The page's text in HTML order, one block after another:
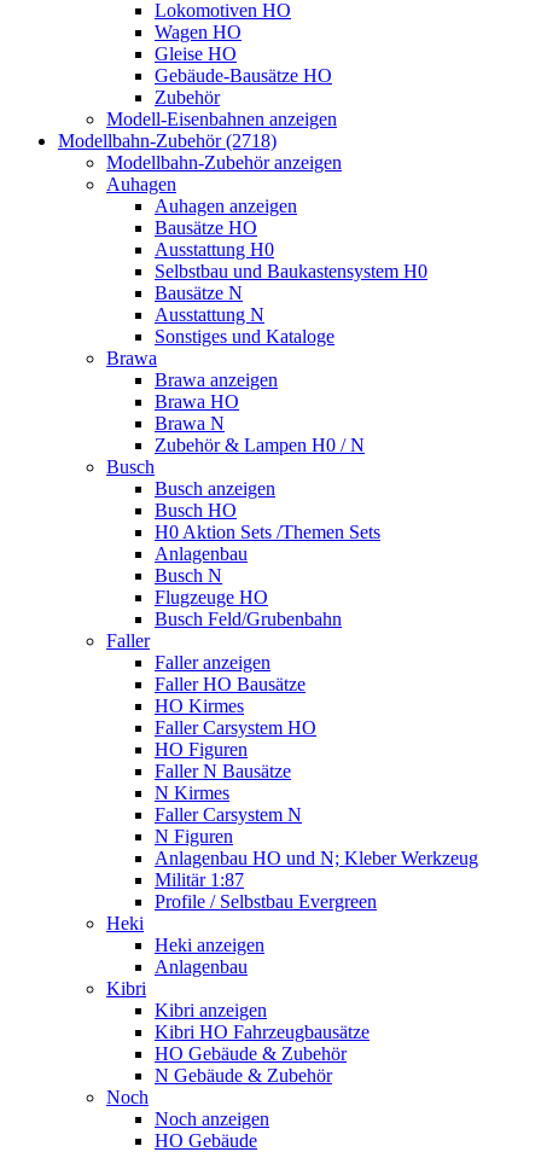
Lokomotiven HO
Wagen HO
Gleise HO
Gebäude-Bausätze HO
Zubehör
Modell-Eisenbahnen anzeigen
Modellbahn-Zubehör (2718)
Modellbahn-Zubehör anzeigen
Auhagen
Auhagen anzeigen
Bausätze HO
Ausstattung H0
Selbstbau und Baukastensystem H0
Bausätze N
Ausstattung N
Sonstiges und Kataloge
Brawa
Brawa anzeigen
Brawa HO
Brawa N
Zubehör & Lampen H0 / N
Busch
Busch anzeigen
Busch HO
H0 Aktion Sets /Themen Sets
Anlagenbau
Busch N
Flugzeuge HO
Busch Feld/Grubenbahn
Faller
Faller anzeigen
Faller HO Bausätze
HO Kirmes
Faller Carsystem HO
HO Figuren
Faller N Bausätze
N Kirmes
Faller Carsystem N
N Figuren
Anlagenbau HO und N; Kleber Werkzeug
Militär 1:87
Profile / Selbstbau Evergreen
Heki
Heki anzeigen
Anlagenbau
Kibri
Kibri anzeigen
Kibri HO Fahrzeugbausätze
HO Gebäude & Zubehör
N Gebäude & Zubehör
Noch
Noch anzeigen
HO Gebäude